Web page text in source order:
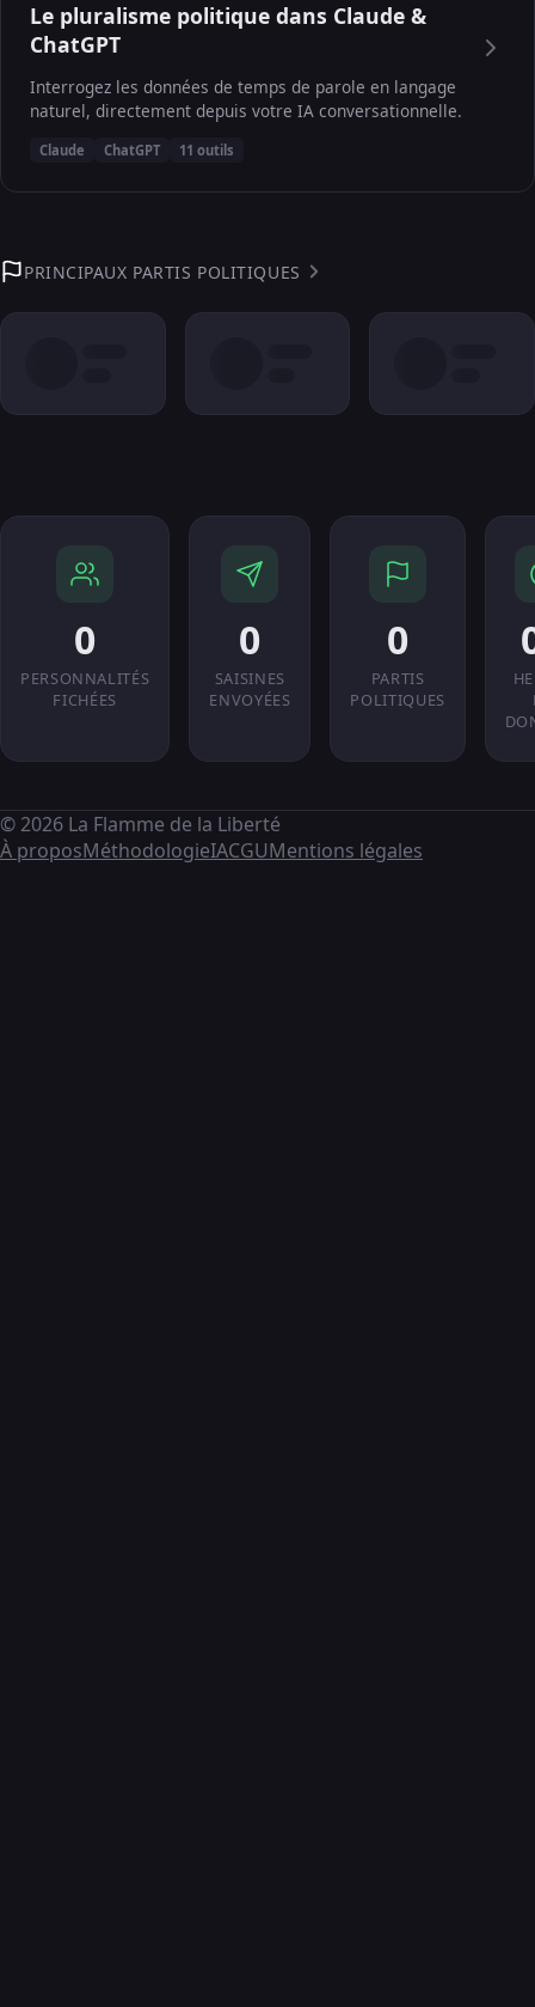
Le pluralisme politique dans Claude &
ChatGPT
Interrogez les données de temps de parole en langage
naturel, directement depuis votre IA conversationnelle.
Claude ChatGPT 11 outils
PRINCIPAUX PARTIS POLITIQUES
0
PERSONNALITÉS
FICHÉES
0
SAISINES
ENVOYÉES
0
PARTIS
POLITIQUES
© 2026 La Flamme de la Liberté
À proposMéthodologieIACGUMentions légales